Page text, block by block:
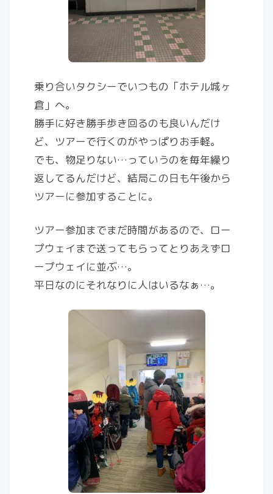
乗り合いタクシーでいつもの「ホテル城ヶ
倉」へ。
勝手に好き勝手歩き回るのも良いんだけ
ど、ツアーで行くのがやっぱりお手軽。
でも、物足りない…っていうのを毎年繰り
返してるんだけど、結局この日も午後から
ツアーに参加することに。
ツアー参加までまだ時間があるので、ロー
プウェイまで送ってもらってとりあえずロ
ープウェイに並ぶ…。
平日なのにそれなりに人はいるなぁ…。